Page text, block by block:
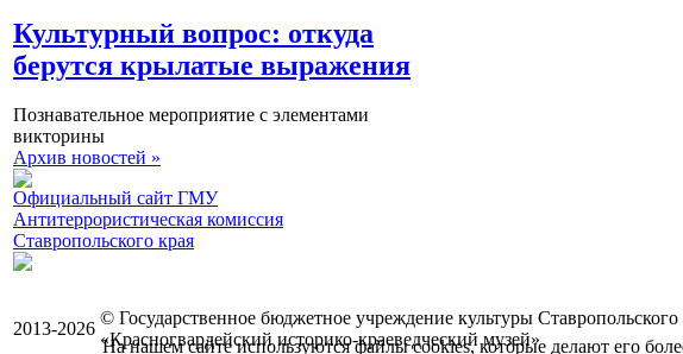
Культурный вопрос: откуда
берутся крылатые выражения
Познавательное мероприятие с элементами
викторины
Архив новостей »
Официальный сайт ГМУ
Антитеррористическая комиссия
Ставропольского края
2013-2026
© Государственное бюджетное учреждение культуры Ставропольского
«Красногвардейский историко-краеведческий музей»
На нашем сайте используются файлы cookies, которые делают его